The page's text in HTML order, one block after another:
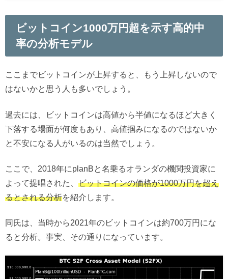
ビットコイン1000万円超を示す高的中
率の分析モデル
ここまでビットコインが上昇すると、もう上昇しないので
はないかと思う人も多いでしょう。
過去には、ビットコインは高値から半値になるほど大きく
下落する場面が何度もあり、高値掴みになるのではないか
と不安になる人がいるのは当然でしょう。
ここで、2018年にplanBと名乗るオランダの機関投資家に
よって提唱された、 ビットコインの価格が1000万円を超え
るとされる分析を紹介します。
同氏は、当時から2021年のビットコインは約700万円にな
ると分析。事実、その通りになっています。